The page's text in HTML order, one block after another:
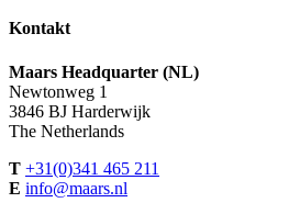
Kontakt
Maars Headquarter (NL)
Newtonweg 1
3846 BJ Harderwijk
The Netherlands
T +31(0)341 465 211
E info@maars.nl